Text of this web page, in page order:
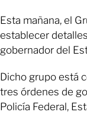
Esta mañana, el
establecer
gobernador del
Dicho grupo está
tres órdenes de
Policía Federal,